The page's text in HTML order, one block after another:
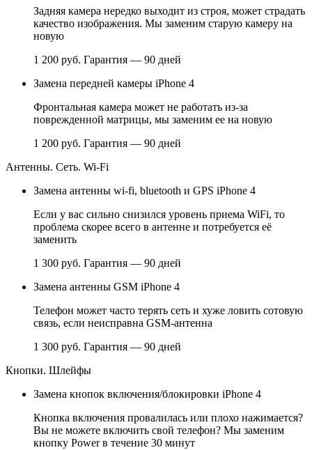
Задняя камера нередко выходит из строя, может страдать
качество изображения. Мы заменим старую камеру на
новую
1 200 руб. Гарантия — 90 дней
Замена передней камеры iPhone 4
Фронтальная камера может не работать из-за
поврежденной матрицы, мы заменим ее на новую
1 200 руб. Гарантия — 90 дней
Антенны. Сеть. Wi-Fi
Замена антенны wi-fi, bluetooth и GPS iPhone 4
Если у вас сильно снизился уровень приема WiFi, то
проблема скорее всего в антенне и потребуется её
заменить
1 300 руб. Гарантия — 90 дней
Замена антенны GSM iPhone 4
Телефон может часто терять сеть и хуже ловить сотовую
связь, если неисправна GSM-антенна
1 300 руб. Гарантия — 90 дней
Кнопки. Шлейфы
Замена кнопок включения/блокировки iPhone 4
Кнопка включения провалилась или плохо нажимается?
Вы не можете включить свой телефон? Мы заменим
кнопку Power в течение 30 минут